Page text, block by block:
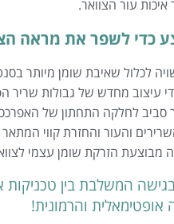
עור הצוואר.
כדי לשפר את מראה
לכלול שאיבת שומן מיותר
עיצוב מחדש של גבולות
לחלקה התחתון של
והעור והחזרת קווי
מבוצעת הזרקת שומן עצמי
המשלבת בין
והרמונית!